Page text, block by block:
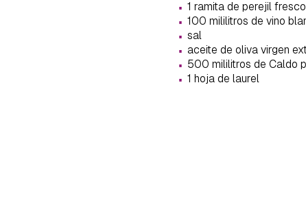
· 1 ramita de perejil fresco
· 100 mililitros de vino
· sal
· aceite de oliva virgen
· 500 mililitros de Caldo
· 1 hoja de laurel